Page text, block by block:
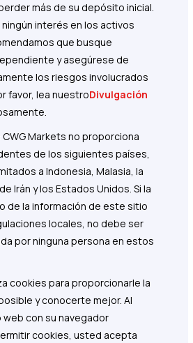
más de su depósito inicial.
interés en los activos
que busque
y asegúrese de
los riesgos involucrados
favor, lea nuestroDivulgación
Markets no proporciona
de los siguientes países,
a Indonesia, Malasia, la
Irán y los Estados Unidos. Si la
de la información de este sitio
locales, no debe ser
por ninguna persona en estos
cookies para proporcionarle la
y conocerte mejor. Al
con su navegador
cookies, usted acepta